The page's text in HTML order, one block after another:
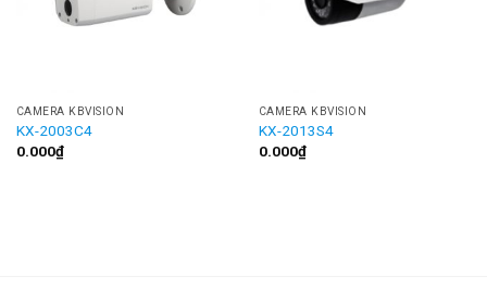
CAMERA KBVISION
KX-2003C4
0.000₫
CAMERA KBVISION
KX-2013S4
0.000₫